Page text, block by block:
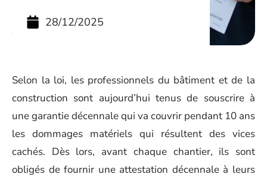
28/12/2025
Selon la loi, les professionnels du bâtiment et de la
construction sont aujourd’hui tenus de souscrire à
une garantie décennale qui va couvrir pendant 10 ans
les dommages matériels qui résultent des vices
cachés. Dès lors, avant chaque chantier, ils sont
obligés de fournir une attestation décennale à leurs